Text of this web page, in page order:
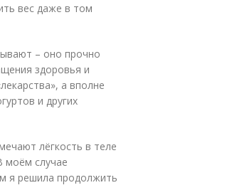
вес даже в том
– оно прочно
здоровья и
а вполне
и других
лёгкость в теле
моём случае
я решила продолжить